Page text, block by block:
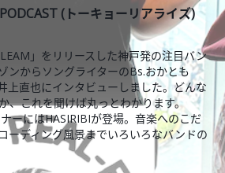
(トーキョーリアライズ)
」をリリースした神戸発の注目バン
ンからソングライターのBs.おかとも
上直也にインタビューしました。どんな
、これを聞けば丸っとわかります。
ーにはHASIRIBIが登場。音楽へのこだ
ーディング風景までいろいろなバンドの